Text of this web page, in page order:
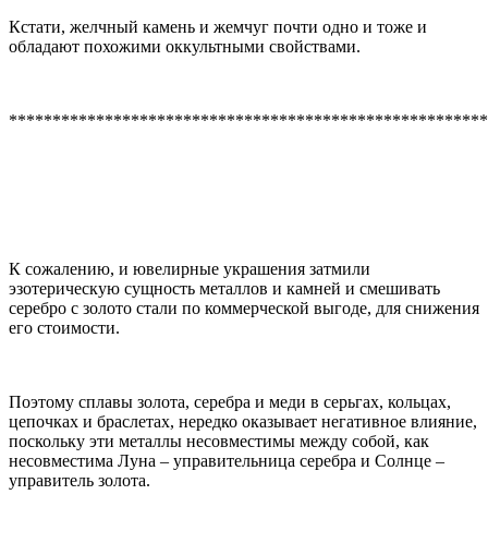
Кстати, желчный камень и жемчуг почти одно и тоже и
обладают похожими оккультными свойствами.
К сожалению, и ювелирные украшения затмили
эзотерическую сущность металлов и камней и смешивать
серебро с золото стали по коммерческой выгоде, для снижения
его стоимости.
Поэтому сплавы золота, серебра и меди в серьгах, кольцах,
цепочках и браслетах, нередко оказывает негативное влияние,
поскольку эти металлы несовместимы между собой, как
несовместима Луна – управительница серебра и Солнце –
управитель золота.